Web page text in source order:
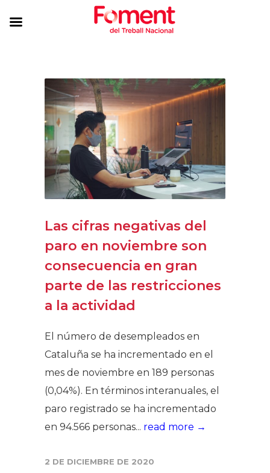
Las cifras negativas del
paro en noviembre son
consecuencia en gran
parte de las restricciones
a la actividad
El número de desempleados en
Cataluña se ha incrementado en el
mes de noviembre en 189 personas
(0,04%). En términos interanuales, el
paro registrado se ha incrementado
en 94.566 personas... read more →
2 DE DICIEMBRE DE 2020